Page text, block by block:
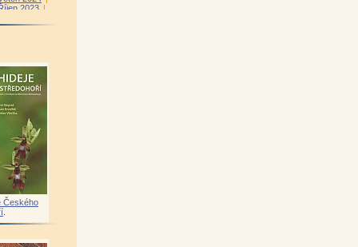
2023 |
2022|
2020|
2019|
Únor 2019
2018
2017
2017
Říjen 2016
2016|
Českého